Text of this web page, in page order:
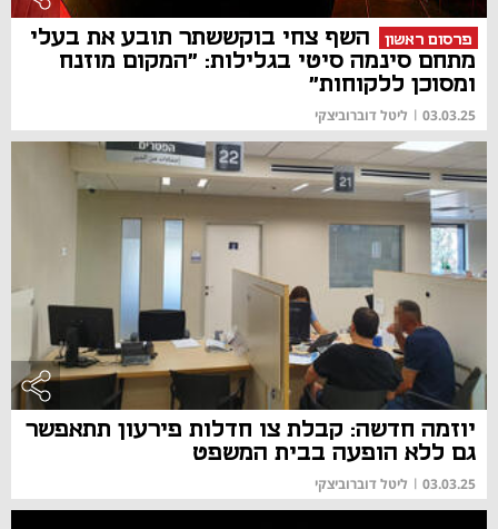
פרסום ראשון
השף צחי בוקששתר תובע את בעלי
מתחם סינמה סיטי בגלילות: "המקום מוזנח
ומסוכן ללקוחות"
03.03.25
| ליטל דוברוביצקי
יוזמה חדשה: קבלת צו חדלות פירעון תתאפשר
גם ללא הופעה בבית המשפט
03.03.25
| ליטל דוברוביצקי